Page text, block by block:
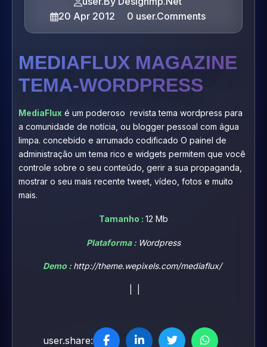
20 Apr 2012
0 user.Comments
MEDIAFLUX MAGAZINE
TEMA-WORDPRESS
MediaFlux é um poderoso revista tema wordpress para
a comunidade de notícia, ou blogger pessoal com água
limpa. concebido e arrumado codificado O painel de
administração um tema rico e widgets permitem que você
controle sobre o seu conteúdo, gerir a sua propaganda,
mostrar o seu mais recente tweet, vídeo, fotos e muito
mais.
Tamanho : 12 Mb
Plataforma : Wordpress
Demo : http://theme.wepixels.com/mediaflux/
user.share: